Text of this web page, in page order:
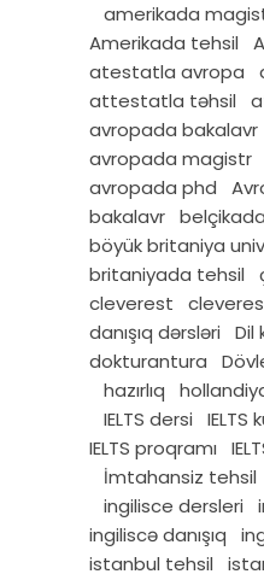
amerikada
Amerikada tehsil
atestatla avropa
attestatla təhsil
avropada bakalavr
avropada magistr
avropada phd
bakalavr
böyük britaniya
britaniyada tehsil
cleverest
danışıq dərsləri
Dil
dokturantura
hazırlıq
IELTS dersi
IELTS
IELTS proqramı
İmtahansiz tehsil
ingilisce dersleri
ingiliscə danışıq
istanbul tehsil